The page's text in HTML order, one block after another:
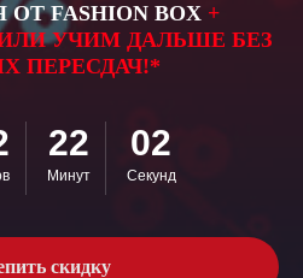
ОТ FASHION BOX+
УЧИМ ДАЛЬШЕ БЕЗ
ПЕРЕСДАЧ!*
22
Минут
01
Секунд
скидку